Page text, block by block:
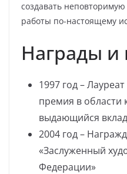
создавать
работы по-настоящему
Награды и
1997 год –
премия в области
выдающийся
2004 год –
«Заслуженный
Федерации»